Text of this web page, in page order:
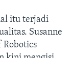
itu terjadi
Susanne